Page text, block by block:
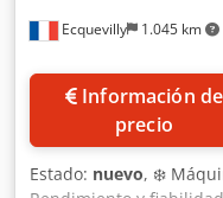
Ecquevilly 1.045 km
Información de
precio
Estado: nuevo, ❄️